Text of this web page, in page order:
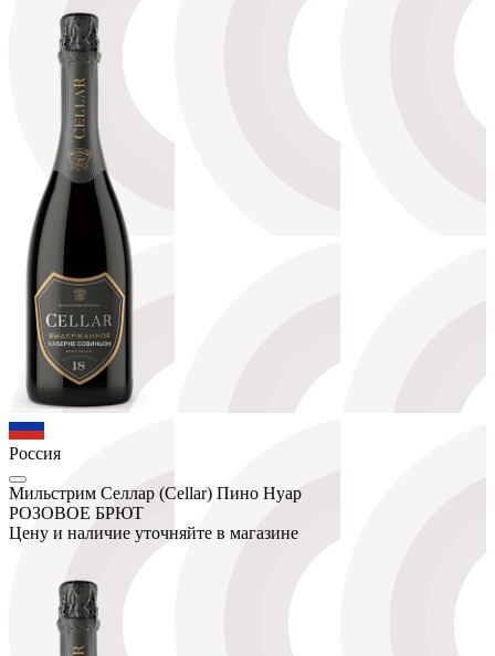
Россия
Мильстрим Селлар (Cellar) Пино Нуар
РОЗОВОЕ БРЮТ
Цену и наличие уточняйте в магазине